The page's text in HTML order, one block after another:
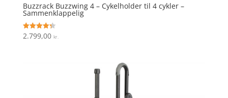
Buzzrack Buzzwing 4 – Cykelholder til 4 cykler –
Sammenklappelig
Vurderet
4.3
2.799,00 kr.